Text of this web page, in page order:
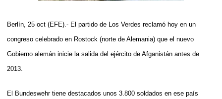
Berlín, 25 oct (EFE).- El partido de Los Verdes reclamó hoy en un
congreso celebrado en Rostock (norte de Alemania) que el nuevo
Gobierno alemán inicie la salida del ejército de Afganistán antes de
2013.
El Bundeswehr tiene destacados unos 3.800 soldados en ese país